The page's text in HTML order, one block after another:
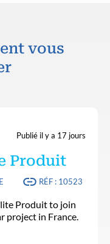
vous
Publié il y a 17 jours
Produit
RÉF : 10523
Produit to join
project in France.